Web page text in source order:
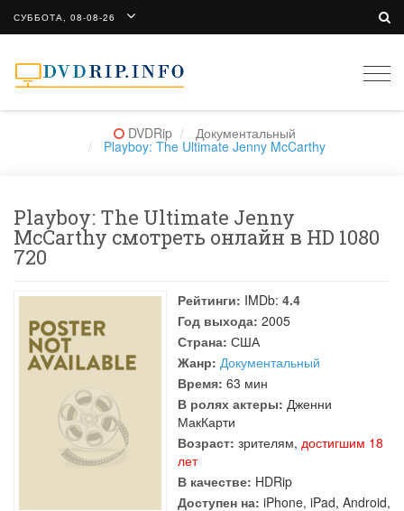
СУББОТА, 08-08-26
DVDRip Документальный
Playboy: The Ultimate Jenny McCarthy
Playboy: The Ultimate Jenny
McCarthy смотреть онлайн в HD 1080
720
Рейтинги: IMDb: 4.4
Год выхода: 2005
Страна: США
Жанр: Документальный
Время: 63 мин
В ролях актеры: Дженни
МакКарти
Возраст: зрителям, достигшим 18
лет
В качестве: HDRip
Доступен на: iPhone, iPad, Android,